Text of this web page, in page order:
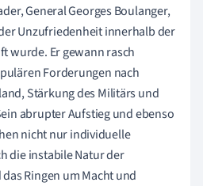
General Georges Boulanger,
Unzufriedenheit innerhalb der
wurde. Er gewann rasch
Forderungen nach
Stärkung des Militärs und
abrupter Aufstieg und ebenso
nicht nur individuelle
die instabile Natur der
Ringen um Macht und